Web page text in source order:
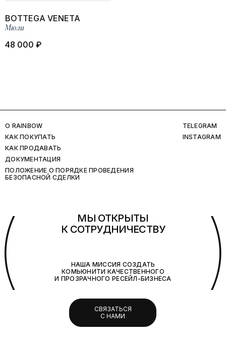
BOTTEGA VENETA
Мюли
48 000 ₽
O RAINBOW
КАК ПОКУПАТЬ
КАК ПРОДАВАТЬ
ДОКУМЕНТАЦИЯ
ПОЛОЖЕНИЕ О ПОРЯДКЕ ПРОВЕДЕНИЯ
БЕЗОПАСНОЙ СДЕЛКИ
TELEGRAM
INSTAGRAM
МЫ ОТКРЫТЫ
К СОТРУДНИЧЕСТВУ
НАША МИССИЯ СОЗДАТЬ
КОМЬЮНИТИ КАЧЕСТВЕННОГО
И ПРОЗРАЧНОГО РЕСЕЙЛ-БИЗНЕСА
СВЯЗАТЬСЯ
С НАМИ